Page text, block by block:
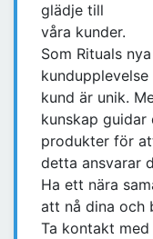
glädje till
våra kunder.
Som Rituals
kund är unik.
kunskap
produkter för
detta ansvarar
Ha ett nära
att nå dina och
Ta kontakt